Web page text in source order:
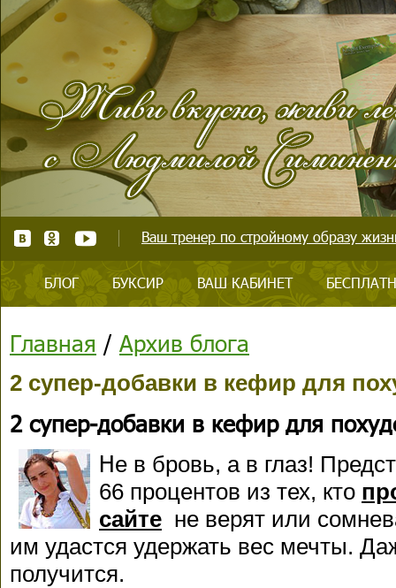
Ваш тренер по стройному образу
БЛОГ БУКСИР ВАШ КАБИНЕТ
Главная / Архив блога
2 супер-добавки в кефир для
2 супер-добавки в кефир для
Не в бровь, а в глаз!
66 процентов из тех, кто
сайте не верят или
им удастся удержать вес мечты.
получится.